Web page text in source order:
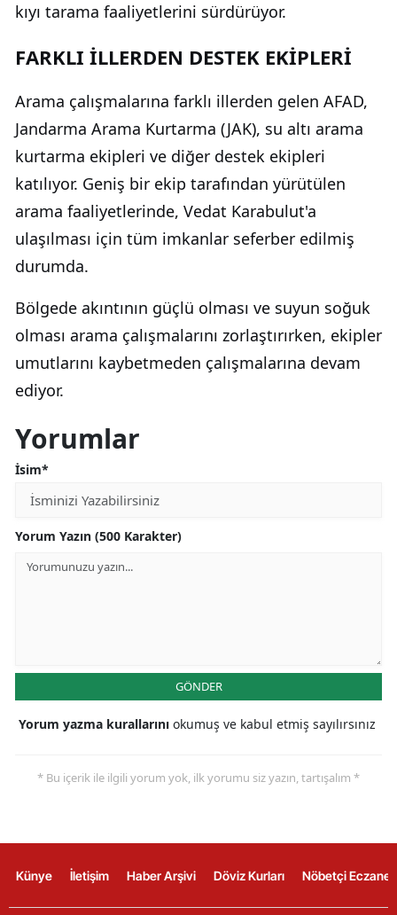
kıyı tarama faaliyetlerini sürdürüyor.
FARKLI İLLERDEN DESTEK EKİPLERİ
Arama çalışmalarına farklı illerden gelen AFAD,
Jandarma Arama Kurtarma (JAK), su altı arama
kurtarma ekipleri ve diğer destek ekipleri
katılıyor. Geniş bir ekip tarafından yürütülen
arama faaliyetlerinde, Vedat Karabulut'a
ulaşılması için tüm imkanlar seferber edilmiş
durumda.
Bölgede akıntının güçlü olması ve suyun soğuk
olması arama çalışmalarını zorlaştırırken, ekipler
umutlarını kaybetmeden çalışmalarına devam
ediyor.
Yorumlar
İsim*
Yorum Yazın (500 Karakter)
GÖNDER
Yorum yazma kurallarını okumuş ve kabul etmiş sayılırsınız
* Bu içerik ile ilgili yorum yok, ilk yorumu siz yazın, tartışalım *
Künye İletişim Haber Arşivi Döviz Kurları Nöbetçi